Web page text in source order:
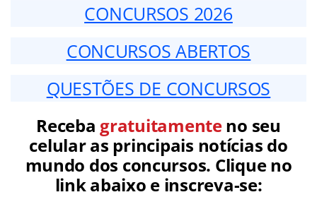
CONCURSOS 2026
CONCURSOS ABERTOS
QUESTÕES DE CONCURSOS
Receba gratuitamenteno seu
celular as principais notícias do
mundo dos concursos. Clique no
link abaixo e inscreva-se: